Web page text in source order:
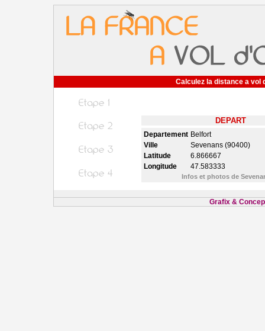
Calculez la distance a vol
DEPART
Departement Belfort
Ville
Sevenans (90400)
Latitude
6.866667
Longitude
47.583333
Infos et photos de
Grafix &